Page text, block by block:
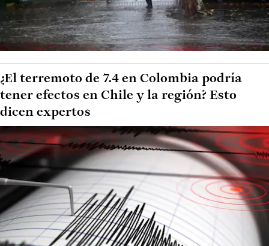
¿El terremoto de 7.4 en Colombia podría
tener efectos en Chile y la región? Esto
dicen expertos